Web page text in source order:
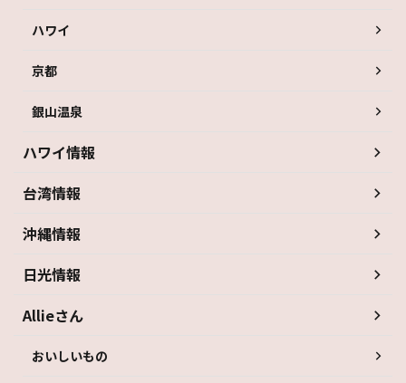
ハワイ
京都
銀山温泉
ハワイ情報
台湾情報
沖縄情報
日光情報
Allieさん
おいしいもの